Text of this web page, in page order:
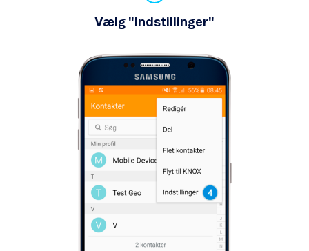
Vælg "Indstillinger"